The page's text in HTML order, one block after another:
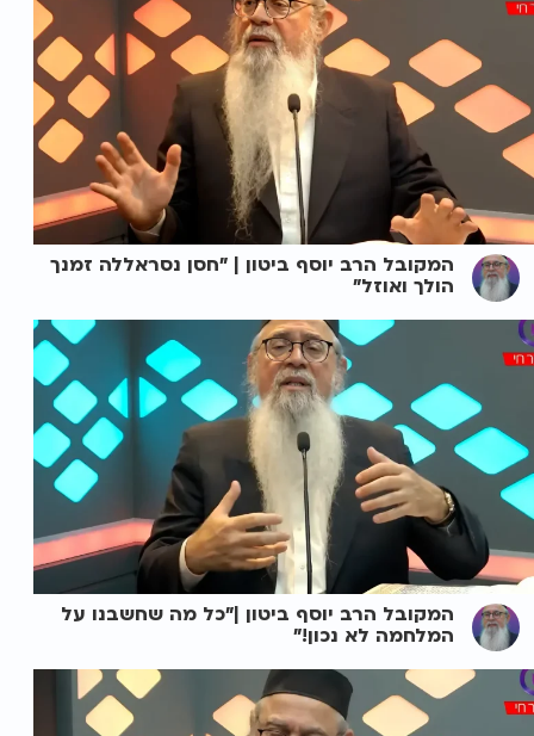
המקובל הרב יוסף ביטון | "חסן נסראללה זמנך
הולך ואוזל"
המקובל הרב יוסף ביטון |"כל מה שחשבנו על
המלחמה לא נכון!"